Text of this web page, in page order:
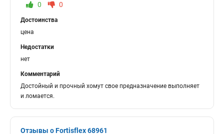
0 0
Достоинства
цена
Недостатки
нет
Комментарий
Достойный и прочный хомут свое предназначение выполняет
и ломается.
Отзывы о Fortisflex 68961